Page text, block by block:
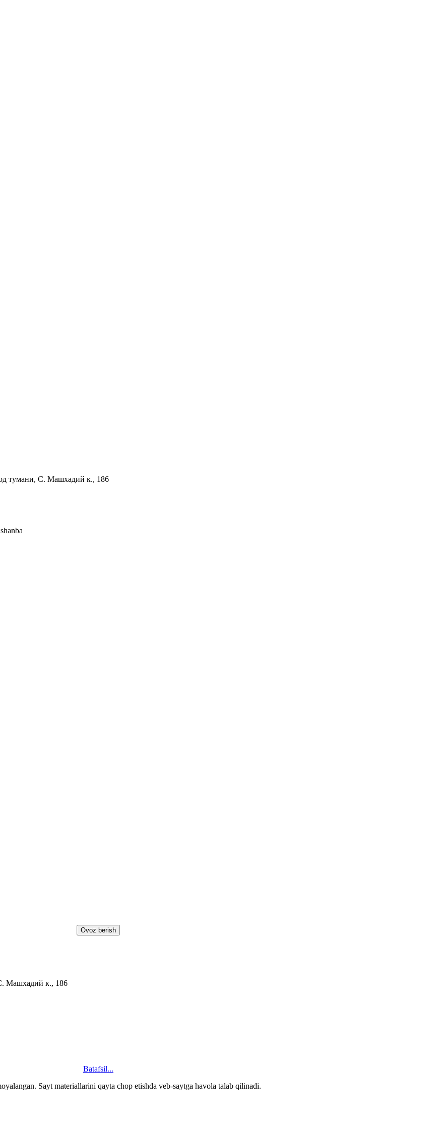
тумани, С. Машхадий к., 186
Машхадий к., 186
Batafsil...
Sayt materiallarini qayta chop etishda veb-saytga havola talab qilinadi.